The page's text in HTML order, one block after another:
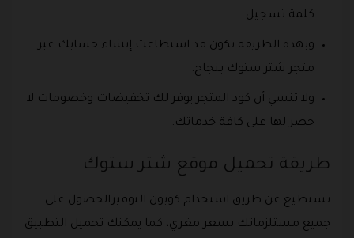
كلمة تسجيل.
وبهذه الطريقة تكون قد استطاعت إنشاء حسابك عبر
متجر شتر ستوك بنجاح.
ولا تنسي أن كود المتجر يوفر لك تخفيضات وخصومات لا
حصر لها على كافة خدماتك.
طريقة تحميل موقع شتر ستوك
تستطيع عن طريق استخدام كوبون التوفيرالحصول على
جميع مستلزماتك بسعر مغري، كما يمكنك تحميل التطبيق